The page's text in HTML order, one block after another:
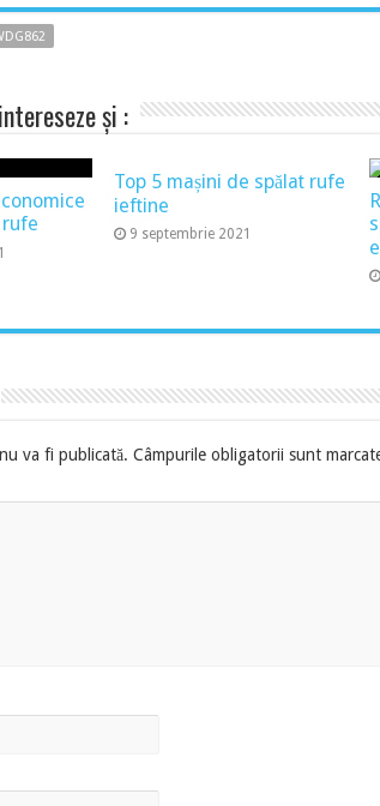
și :
rufe
Top 5 mașini de spălat rufe
ieftine
9 septembrie 2021
va fi publicată. Câmpurile obligatorii sunt